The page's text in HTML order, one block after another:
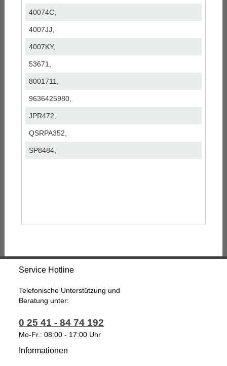
40074C,
4007JJ,
4007KY,
53671,
8001711,
9636425980,
JPR472,
QSRPA352,
SP8484,
Service Hotline
Telefonische Unterstützung und
Beratung unter:
0 25 41 - 84 74 192
Mo-Fr.: 08:00 - 17:00 Uhr
Informationen